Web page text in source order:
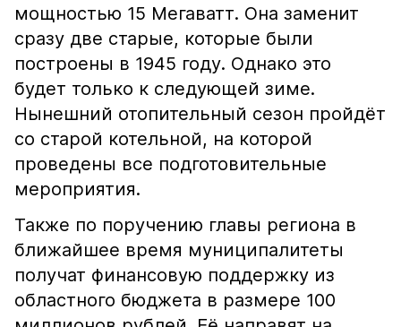
мощностью 15 Мегаватт. Она заменит
сразу две старые, которые были
построены в 1945 году. Однако это
будет только к следующей зиме.
Нынешний отопительный сезон пройдёт
со старой котельной, на которой
проведены все подготовительные
мероприятия.
Также по поручению главы региона в
ближайшее время муниципалитеты
получат финансовую поддержку из
областного бюджета в размере 100